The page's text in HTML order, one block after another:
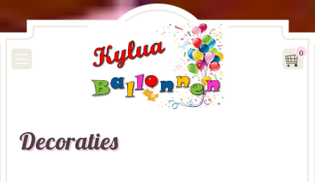
0
Decoraties